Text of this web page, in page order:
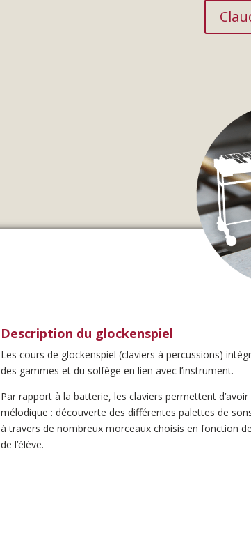
Description du glockenspiel
Les cours de glockenspiel (claviers à percussions)
des gammes et du solfège en lien avec l’instrument.
Par rapport à la batterie, les claviers permettent
mélodique : découverte des différentes palettes de
à travers de nombreux morceaux choisis en fonction
de l’élève.